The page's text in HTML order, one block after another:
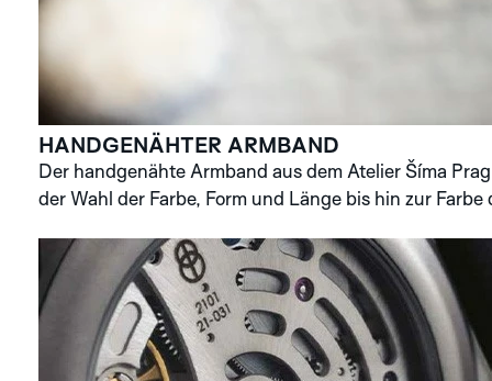
HANDGENÄHTER ARMBAND
Der handgenähte Armband aus dem Atelier Šíma
der Wahl der Farbe, Form und Länge bis hin zur